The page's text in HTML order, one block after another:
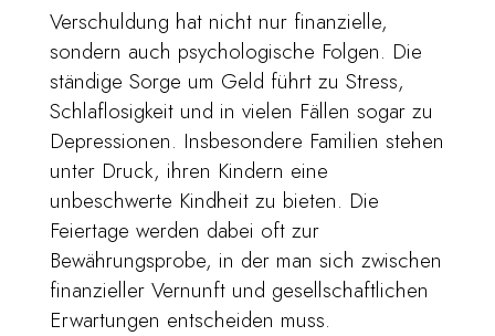
Verschuldung hat nicht nur finanzielle,
sondern auch psychologische Folgen. Die
ständige Sorge um Geld führt zu Stress,
Schlaflosigkeit und in vielen Fällen sogar zu
Depressionen. Insbesondere Familien stehen
unter Druck, ihren Kindern eine
unbeschwerte Kindheit zu bieten. Die
Feiertage werden dabei oft zur
Bewährungsprobe, in der man sich zwischen
finanzieller Vernunft und gesellschaftlichen
Erwartungen entscheiden muss.